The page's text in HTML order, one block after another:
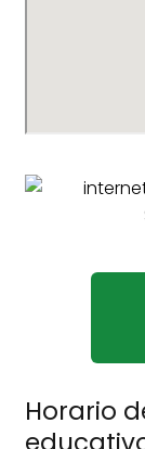
Horario